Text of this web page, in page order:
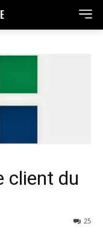
client du
25